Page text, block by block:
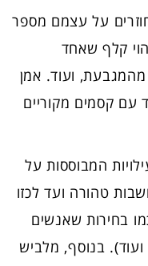
על עצמם מספר
קלף שאחד
ועוד. אמן
עם קסמים מקוריים
המבוססות על
טהורה ועד לכזו
בחירות שאנשים
ועוד). בנוסף, מלביש